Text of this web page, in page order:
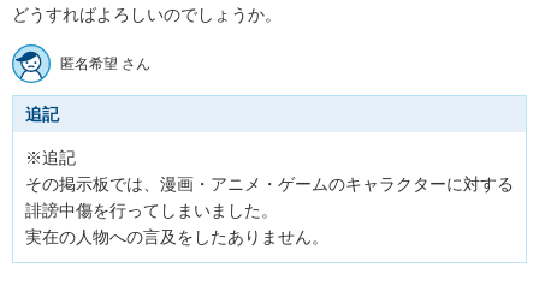
どうすればよろしいのでしょうか。
匿名希望 さん
追記
※追記
その掲示板では、漫画・アニメ・ゲームのキャラクターに対する
誹謗中傷を行ってしまいました。
実在の人物への言及をしたありません。